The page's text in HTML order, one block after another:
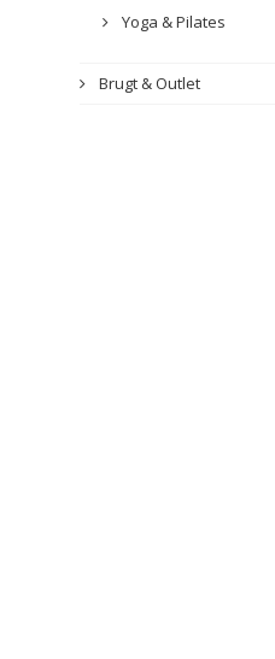
Yoga & Pilates
Brugt & Outlet